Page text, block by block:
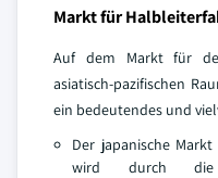
Markt für
Auf dem Markt für
asiatisch-pazifischen
ein bedeutendes und
Der japanische
wird durch die